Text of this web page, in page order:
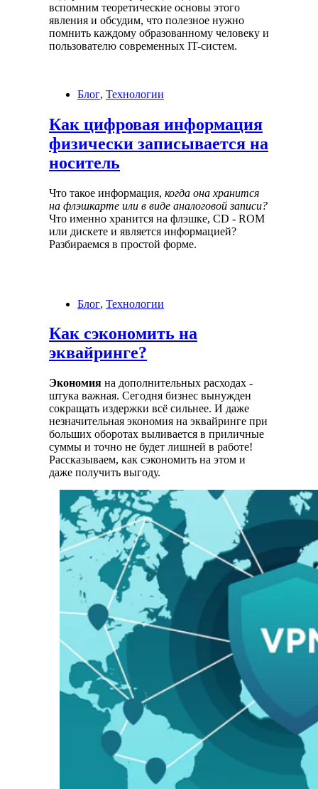
вспомним теоретические основы этого
явления и обсудим, что полезное нужно
помнить каждому образованному человеку и
пользователю современных IT-систем.
Блог, Технологии
Как цифровая информация
физически записывается на
носитель
Что такое информация, когда она хранится
на флэшкарте или в виде аналоговой записи?
Что именно хранится на флэшке, CD - ROM
или дискете и является информацией?
Разбираемся в простой форме.
Блог, Технологии
Как сэкономить на
эквайринге?
Экономия на дополнительных расходах -
штука важная. Сегодня бизнес вынужден
сокращать издержки всё сильнее. И даже
незначительная экономия на эквайринге при
больших оборотах выливается в приличные
суммы и точно не будет лишней в работе!
Рассказываем, как сэкономить на этом и
даже получить выгоду.